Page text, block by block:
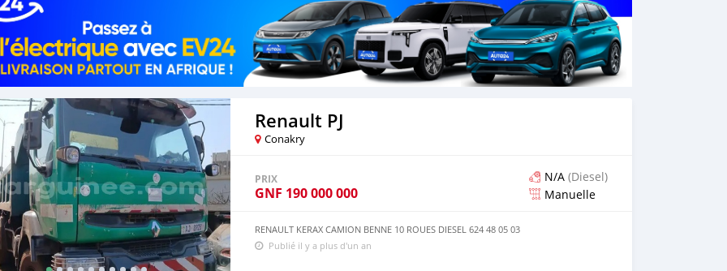
Renault PJ
Conakry
PRIX
GNF 190 000 000
N/A (Diesel)
Manuelle
RENAULT KERAX CAMION BENNE 10 ROUES DIESEL 624 48 05 03
Publié il y a plus d'un an